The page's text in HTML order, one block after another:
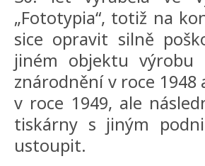
„Fototypia“, totiž na
sice opravit silně
jiném objektu výrobu
znárodnění v roce
v roce 1949, ale
tiskárny s jiným
ustoupit.